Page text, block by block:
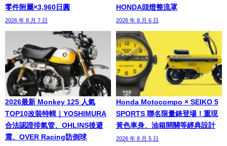
零件附屬×3,960日圓
2026 年 8 月 7 日
HONDA頭燈整流罩
2026 年 8 月 6 日
2026最新 Monkey 125 人氣
TOP10改裝特輯｜YOSHIMURA
合法認證排氣管、OHLINS後避
震、OVER Racing防倒球
Honda Motocompo × SEIKO 5
SPORTS 聯名限量錶登場！重現
黃色車身、油箱開關等經典設計
2026 年 8 月 5 日